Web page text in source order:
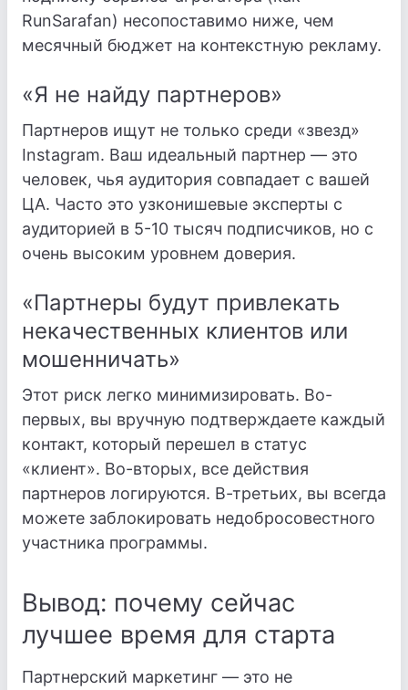
RunSarafan) несопоставимо ниже, чем
месячный бюджет на контекстную рекламу.
«Я не найду партнеров»
Партнеров ищут не только среди «звезд»
Instagram. Ваш идеальный партнер — это
человек, чья аудитория совпадает с вашей
ЦА. Часто это узконишевые эксперты с
аудиторией в 5-10 тысяч подписчиков, но с
очень высоким уровнем доверия.
«Партнеры будут привлекать
некачественных клиентов или
мошенничать»
Этот риск легко минимизировать. Во-
первых, вы вручную подтверждаете каждый
контакт, который перешел в статус
«клиент». Во-вторых, все действия
партнеров логируются. В-третьих, вы всегда
можете заблокировать недобросовестного
участника программы.
Вывод: почему сейчас
лучшее время для старта
Партнерский маркетинг — это не